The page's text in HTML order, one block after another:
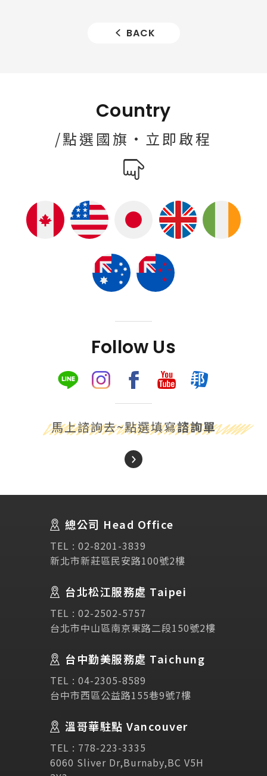
諮詢表單
立即諮詢
About Us 關於我們
講座活動
Testimonial 學生推薦
Links 相關連結
BACK
Country
/點選國旗·立即啟程
Follow Us
馬上諮詢去~點選填寫諮詢單
總公司 Head Office
TEL : 02-8201-3839
新北市新莊區民安路100號2樓
台北松江服務處 Taipei
TEL : 02-2502-5757
台北市中山區南京東路二段150號2樓
台中勤美服務處 Taichung
TEL : 04-2305-8589
台中市西區公益路155巷9號7樓
溫哥華駐點 Vancouver
TEL : 778-223-3335
6060 Sliver Dr,Burnaby,BC V5H